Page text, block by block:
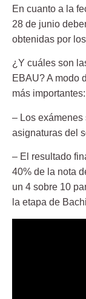
En cuanto a la
28 de junio
obtenidas por
¿Y cuáles son
EBAU? A modo
más importantes:
– Los
asignaturas del
– El resultado
40% de la nota
un 4 sobre 10
la etapa de